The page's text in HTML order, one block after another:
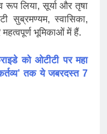
लिया, सूर्या और तृषा
सुब्रमण्यम, स्वासिका,
भूमिकाओं में हैं.
को ओटीटी पर महा
तक ये जबरदस्त 7